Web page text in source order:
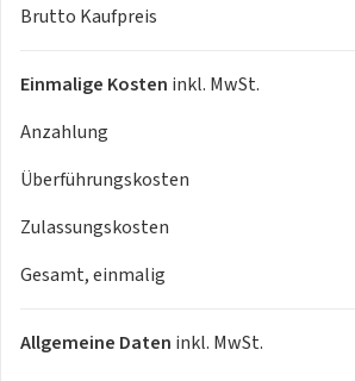
Technik & Sicherheit:
- Kindersitzbefestigung i-Size-konform,
- Komfortschlüssel mit sensorgesteuerter
- Airbags vorn, Beifahrerairbag
- Seitenairbags vorn und hinten und
automatisch abblendend mit Memory-
- Parkassistent mit Einparkhilfe plus
- Matrix LED-Scheinwerfer mit
Brutto Kaufpreis
Einmalige Kosten inkl. MwSt.
Anzahlung
Überführungskosten
Zulassungskosten
Gesamt, einmalig
Allgemeine Daten inkl. MwSt.